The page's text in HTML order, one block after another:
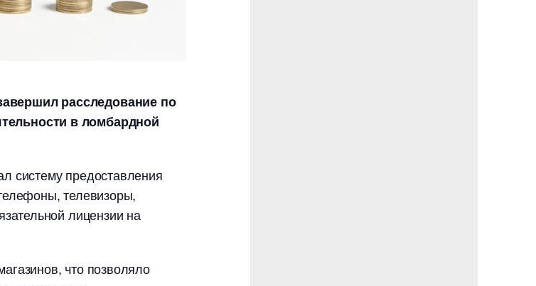
расследование по
в ломбардной
систему предоставления
телевизоры,
лицензии на
что позволяло